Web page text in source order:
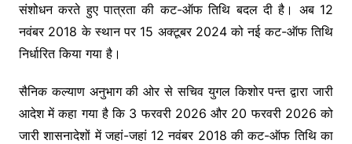
संशोधन करते हुए पात्रता की कट-ऑफ तिथि बदल दी है। अब 12
नवंबर 2018 के स्थान पर 15 अक्टूबर 2024 को नई कट-ऑफ तिथि
निर्धारित किया गया है।
सैनिक कल्याण अनुभाग की ओर से सचिव युगल किशोर पन्त द्वारा जारी
आदेश में कहा गया है कि 3 फरवरी 2026 और 20 फरवरी 2026 को
जारी शासनादेशों में जहां-जहां 12 नवंबर 2018 की कट-ऑफ तिथि का